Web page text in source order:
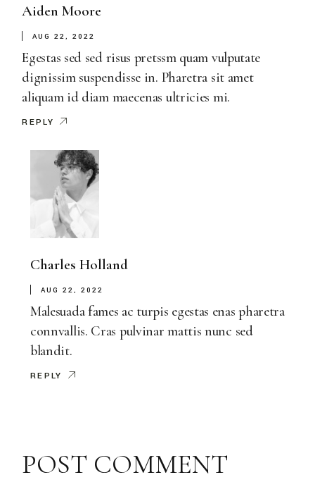
Aiden Moore
AUG 22, 2022
Egestas sed sed risus pretssm quam vulputate
dignissim suspendisse in. Pharetra sit amet
aliquam id diam maecenas ultricies mi.
REPLY
Charles Holland
AUG 22, 2022
Malesuada fames ac turpis egestas enas pharetra
connvallis. Cras pulvinar mattis nunc sed
blandit.
REPLY
POST COMMENT